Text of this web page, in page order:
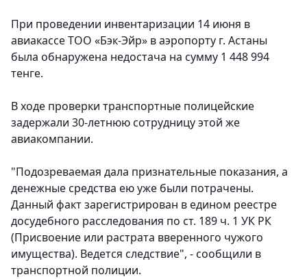
При проведении инвентаризации 14 июня в
авиакассе ТОО «Бэк-Эйр» в аэропорту г. Астаны
была обнаружена недостача на сумму 1 448 994
тенге.
В ходе проверки транспортные полицейские
задержали 30-летнюю сотрудницу этой же
авиакомпании.
"Подозреваемая дала признательные показания, а
денежные средства ею уже были потрачены.
Данный факт зарегистрирован в едином реестре
досудебного расследования по ст. 189 ч. 1 УК РК
(Присвоение или растрата вверенного чужого
имущества). Ведется следствие", - сообщили в
транспортной полиции.